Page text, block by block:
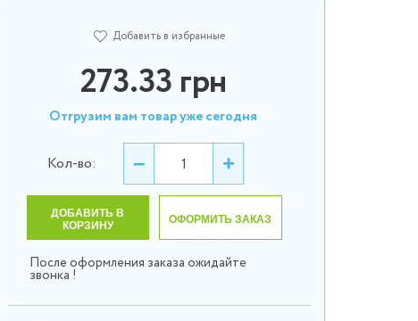
Добавить в избранные
273.33 грн
Отгрузим вам товар уже сегодня
Кол-во: – +
ДОБАВИТЬ В
КОРЗИНУ
ОФОРМИТЬ ЗАКАЗ
После оформления заказа ожидайте
звонка !